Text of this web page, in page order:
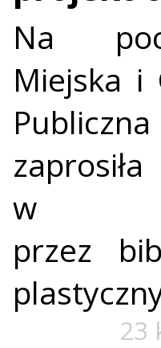
Na
Miejska i
w
przez
23